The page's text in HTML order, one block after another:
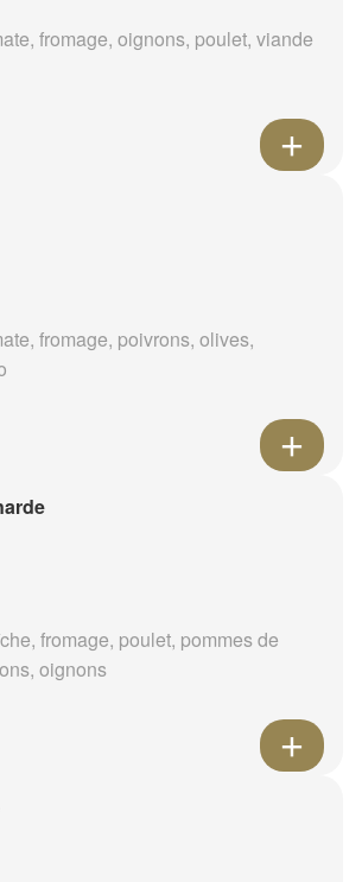
fromage, oignons, poulet, viande
fromage, poivrons, olives,
fromage, poulet, pommes de
oignons